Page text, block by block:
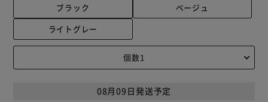
ブラック
ベージュ
ライトグレー
08月09日発送予定